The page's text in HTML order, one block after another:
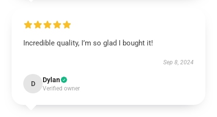
Incredible quality, I’m so glad I bought it!
Sep 8, 2024
D Dylan
Verified owner